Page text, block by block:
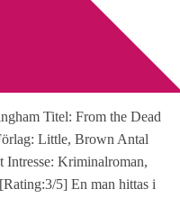
the Dead
Titel: From the Dead
Little, Brown Antal
Intresse: Kriminalroman,
5] En man hittas i